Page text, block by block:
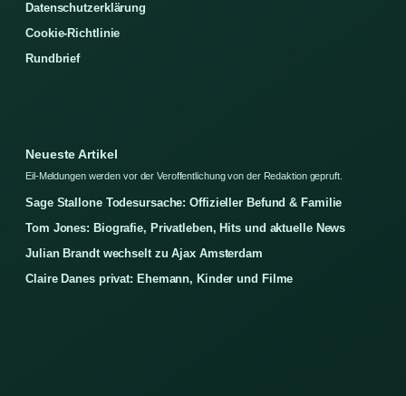
Datenschutzerklärung
Cookie-Richtlinie
Rundbrief
Neueste Artikel
Eil-Meldungen werden vor der Veroffentlichung von der Redaktion gepruft.
Sage Stallone Todesursache: Offizieller Befund & Familie
Tom Jones: Biografie, Privatleben, Hits und aktuelle News
Julian Brandt wechselt zu Ajax Amsterdam
Claire Danes privat: Ehemann, Kinder und Filme